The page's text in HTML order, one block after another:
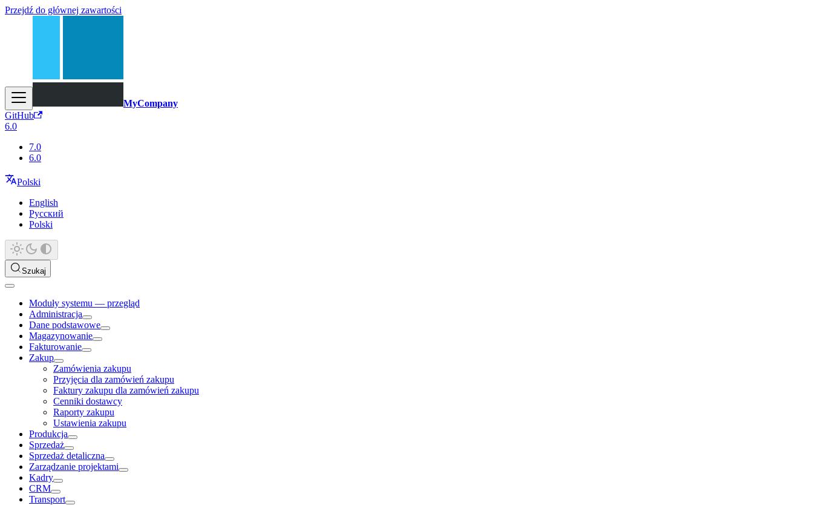
Przejdź do głównej zawartości
MyCompany
GitHub
6.0
7.0
6.0
Polski
English
Русский
Polski
Szukaj
Moduły systemu — przegląd
Administracja
Dane podstawowe
Magazynowanie
Fakturowanie
Zakup
Zamówienia zakupu
Przyjęcia dla zamówień zakupu
Faktury zakupu dla zamówień zakupu
Cenniki dostawcy
Raporty zakupu
Ustawienia zakupu
Produkcja
Sprzedaż
Sprzedaż detaliczna
Zarządzanie projektami
Kadry
CRM
Transport